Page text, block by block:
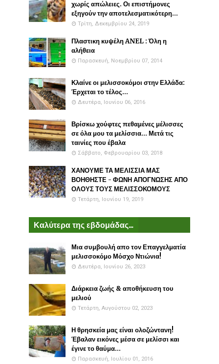
χωρίς απώλειες. Οι επιστήμονες
εξηγούν την αποτελεσματικότερη...
Τρίτη, Δεκεμβρίου 24, 2019
Πλαστικη κυψέλη ANEL : Όλη η
αλήθεια
Παρασκευή, Νοεμβρίου 07, 2014
Κλαίνε οι μελισσοκόμοι στην Ελλάδα:
Έρχεται το τέλος...
Δευτέρα, Ιουνίου 06, 2016
Βρίσκω χούφτες πεθαμένες μέλισσες
σε όλα μου τα μελίσσια... Μετά τις
ταινίες που έβαλα
Σάββατο, Φεβρουαρίου 03, 2018
ΧΑΝΟΥΜΕ ΤΑ ΜΕΛΙΣΣΙΑ ΜΑΣ
ΒΟΗΘΗΣΤΕ - ΦΩΝΗ ΑΠΟΓΝΩΣΗΣ ΑΠΟ
ΟΛΟΥΣ ΤΟΥΣ ΜΕΛΙΣΣΟΚΟΜΟΥΣ
Τετάρτη, Ιουνίου 19, 2019
Καλύτερα της εβδομάδας...
Μια συμβουλή απο τον Επαγγελματία
μελισσοκόμο Μόσχο Ντιώνια!
Δευτέρα, Ιουνίου 26, 2023
Διάρκεια ζωής & αποθήκευση του
μελιού
Τετάρτη, Αυγούστου 02, 2023
Η θρησκεία μας είναι ολοζώντανη!
Έβαλαν εικόνες μέσα σε μελίσσι και
έγινε το θαύμα...
Παρασκευή, Ιουλίου 01, 2016